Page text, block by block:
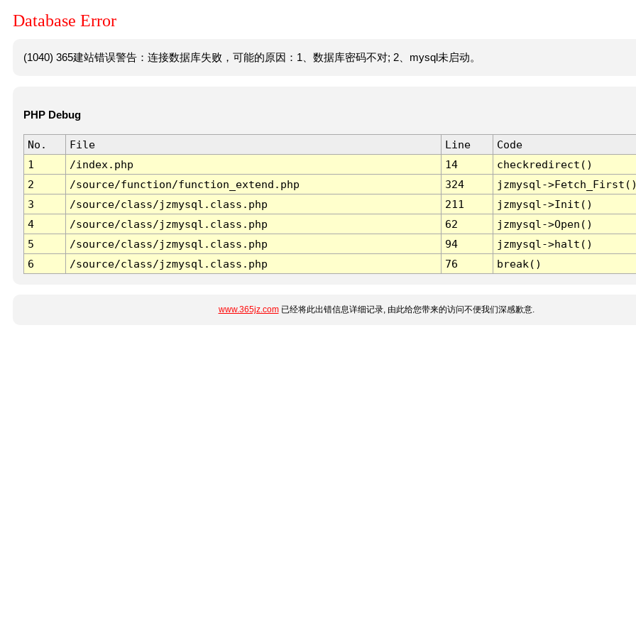
Database Error
(1040) 365建站错误警告：连接数据库失败，可能的原因：1、数据库密码不对; 2、mysql未启动。
PHP Debug
No. File Line
Code
1
/index.php 14
checkredirect()
2
/source/function/function_extend.php 324
jzmysql-
3
/source/class/jzmysql.class.php 211
jzmysql->Init()
4
/source/class/jzmysql.class.php 62
jzmysql->Open()
5
/source/class/jzmysql.class.php 94
jzmysql->halt()
6
/source/class/jzmysql.class.php 76 break()
www.365jz.com已经将此出错信息详细记录, 由此给您带来的访问不便我们深感歉意.